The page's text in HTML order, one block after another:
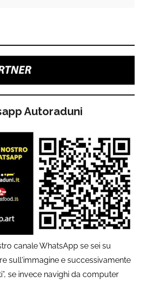
Autoraduni
canale WhatsApp se sei su
sull'immagine e successivamente
se invece navighi da computer